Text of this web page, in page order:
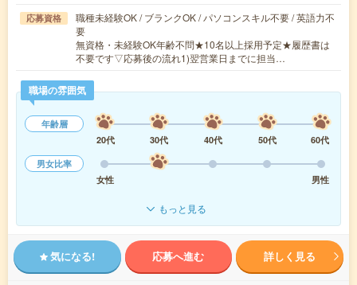
応募資格
職種未経験OK / ブランクOK / パソコンスキル不要 / 英語力不
要
無資格・未経験OK年齢不問★10名以上採用予定★履歴書は
不要です▽応募後の流れ1)翌営業日までに担当…
職場の雰囲気
年齢層
20代
30代 40代 50代
60代
男女比率
女性
男性
もっと見る
気になる! 応募へ進む 詳しく見る